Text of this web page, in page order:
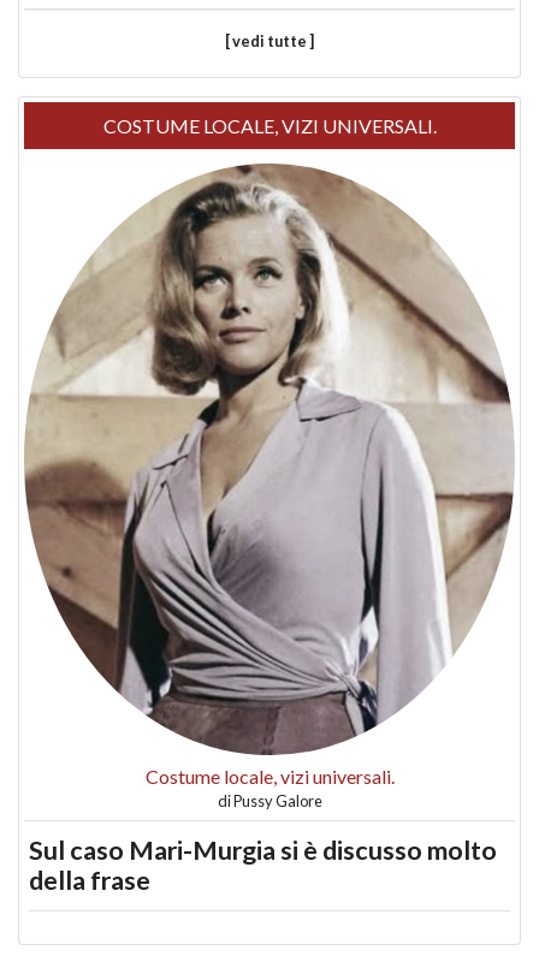
[ vedi tutte ]
COSTUME LOCALE, VIZI UNIVERSALI.
Costume locale, vizi universali.
diPussy Galore
Sul caso Mari-Murgia si è discusso molto
della frase